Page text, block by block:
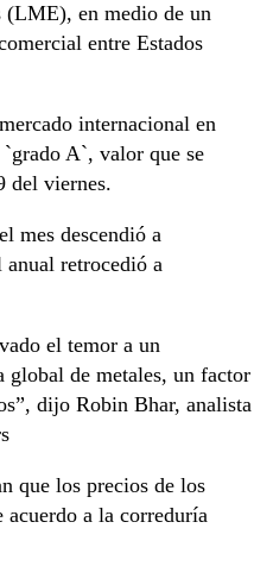
(LME), en medio de un
entre Estados
internacional en
A`, valor que se
del viernes.
mes descendió a
retrocedió a
el temor a un
global de metales, un factor
dijo Robin Bhar, analista
que los precios de los
acuerdo a la correduría